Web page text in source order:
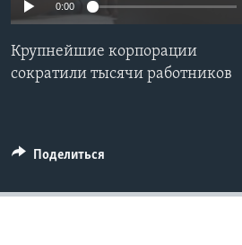
СОЦИАЛЬНЫЕ СЕТИ
Языки
0:00
Крупнейшие корпорации
сократили тысячи работников
Поделиться